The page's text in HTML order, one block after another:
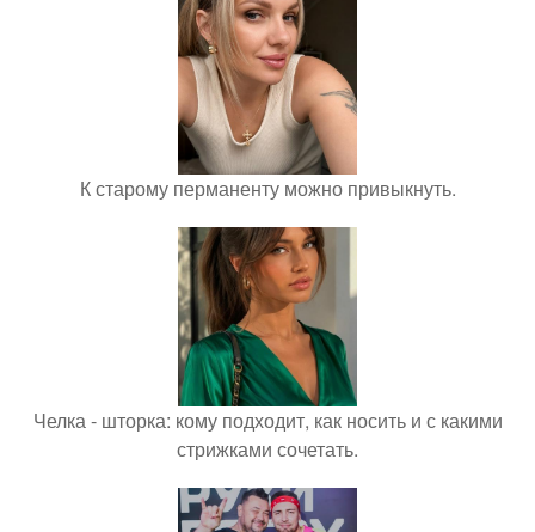
К старому перманенту можно привыкнуть.
Челка - шторка: кому подходит, как носить и с какими
стрижками сочетать.